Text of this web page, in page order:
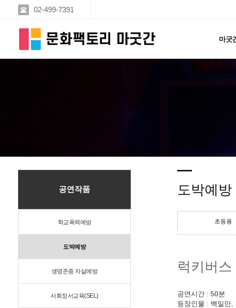
02-499-7391
마굿
공연작품
학교폭력예방
도박예방
생명존중 자살예방
사회정서교육(SEL)
도박예방
초등용
럭키버스
공연시간 : 50분
등장인물 : 백일만,